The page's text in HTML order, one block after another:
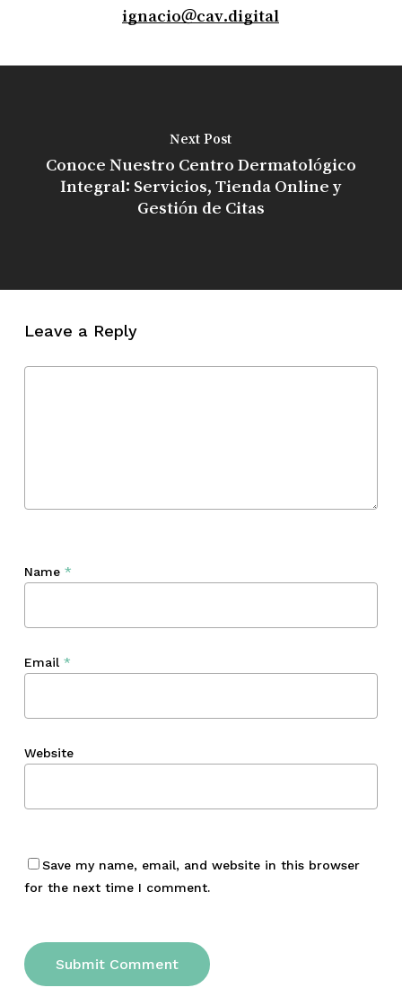
ignacio@cav.digital
Next Post
Conoce Nuestro Centro Dermatológico
Integral: Servicios, Tienda Online y
Gestión de Citas
Leave a Reply
Name *
Email *
Website
Save my name, email, and website in this browser
for the next time I comment.